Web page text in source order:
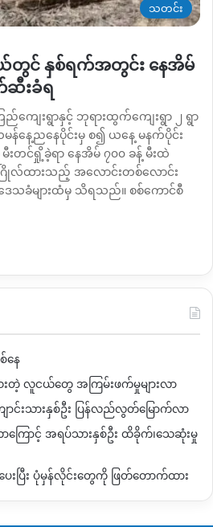
သတင်း
တွင် နှစ်ရက်အတွင်း နေအိမ်
ဆီးခံရ
ကျေးရွာနှင့် ဘုရားထွက်ကျေးရွာ ၂ ရွာ
နေ့ညနေပိုင်းမှ စ၍ ယနေ့ မနက်ပိုင်း
းတင်ရှို့ခဲ့ရာ နေအိမ် ၇၀၀ ခန့် မီးထဲ
ဂြိုလ်ထားသည့် အလောင်းတစ်လောင်း
ခံများထံမှ သိရသည်။ စစ်ကောင်စီ
နေ
တဲ့ လူငယ်တွေ အကြမ်းဖက်မှုများလာ
ောင်းသားနှစ်ဦး ပြန်လည်လွတ်မြောက်လာ
ြောင့် အရပ်သားနှစ်ဦး ထိခိုက်၊သေဆုံးမှု
းပြီး ပုံမှန်လိုင်းတွေကို ဖြတ်တောက်ထား